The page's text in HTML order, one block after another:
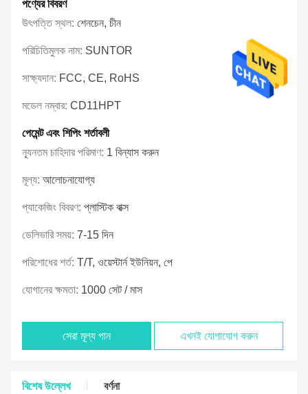
পণ্যের বিবরণ
উৎপত্তি স্থল: শেনচেন, চীন
পরিচিতিমুলক নাম: SUNTOR
সাক্ষ্যদান: FCC, CE, RoHS
মডেল নম্বার: CD11HPT
পেমেন্ট এবং শিপিং শর্তাবলী
ন্যূনতম চাহিদার পরিমাণ: 1 বিন্যাস করুন
মূল্য: আলোচনাযোগ্য
প্যাকেজিং বিবরণ: প্লাস্টিক বাক্স
ডেলিভারি সময়: 7-15 দিন
পরিশোধের শর্ত: T/T, ওয়েস্টার্ন ইউনিয়ন, পে
যোগানের ক্ষমতা: 1000 সেট / মাস
সেরা মূল্য পান এখনই যোগাযোগ করুন
বিশেষ উল্লেখ বর্ণনা